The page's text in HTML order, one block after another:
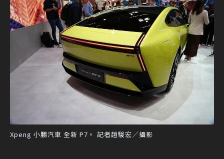
Xpeng 小鵬汽車 全新 P7。 記者趙駿宏／攝影